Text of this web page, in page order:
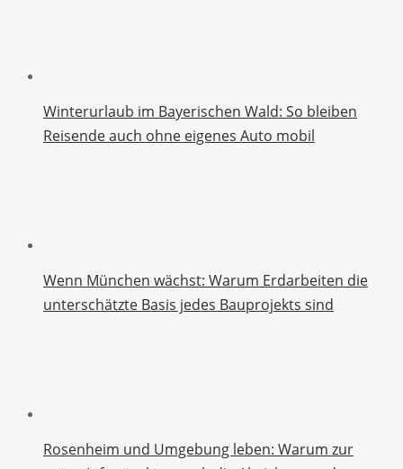
Winterurlaub im Bayerischen Wald: So bleiben
Reisende auch ohne eigenes Auto mobil
Wenn München wächst: Warum Erdarbeiten die
unterschätzte Basis jedes Bauprojekts sind
Rosenheim und Umgebung leben: Warum zur